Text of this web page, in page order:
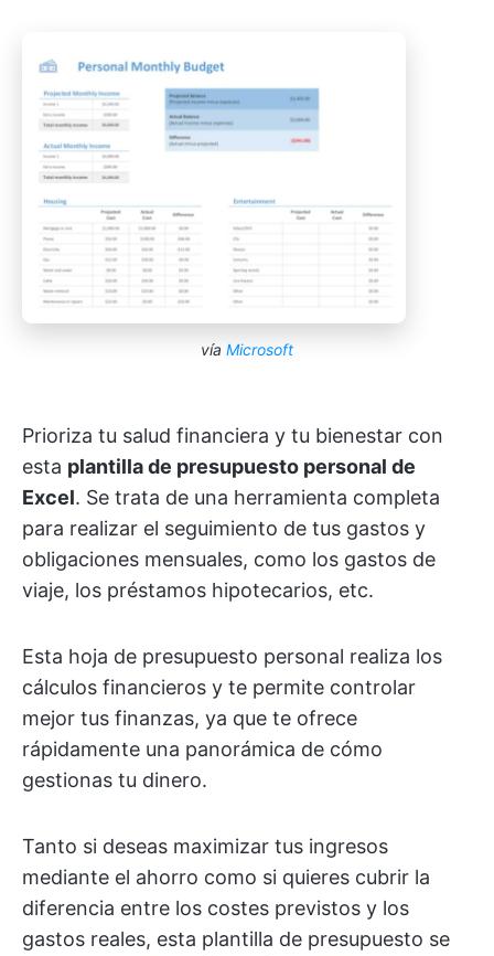
vía Microsoft
Prioriza tu salud financiera y tu bienestar con
esta plantilla de presupuesto personal de
Excel. Se trata de una herramienta completa
para realizar el seguimiento de tus gastos y
obligaciones mensuales, como los gastos de
viaje, los préstamos hipotecarios, etc.
Esta hoja de presupuesto personal realiza los
cálculos financieros y te permite controlar
mejor tus finanzas, ya que te ofrece
rápidamente una panorámica de cómo
gestionas tu dinero.
Tanto si deseas maximizar tus ingresos
mediante el ahorro como si quieres cubrir la
diferencia entre los costes previstos y los
gastos reales, esta plantilla de presupuesto se